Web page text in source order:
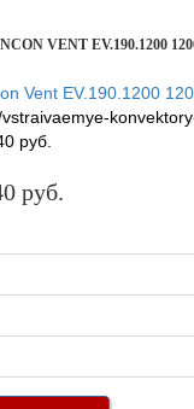
VENT EV.190.1200
руб.
руб.